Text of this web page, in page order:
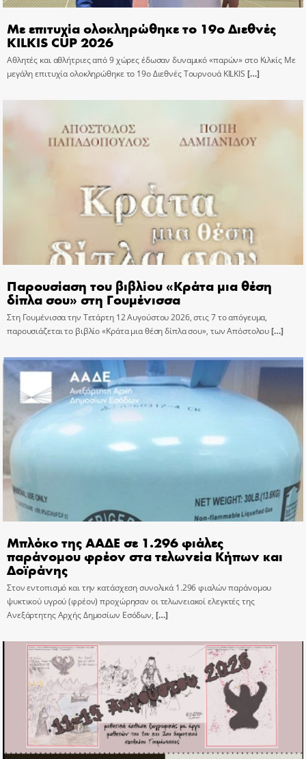
Με επιτυχία ολοκληρώθηκε το 19ο Διεθνές
KILKIS CUP 2026
Αθλητές και αθλήτριες από 9 χώρες έδωσαν δυναμικό «παρών» στο Κιλκίς Με
μεγάλη επιτυχία ολοκληρώθηκε το 19ο Διεθνές Τουρνουά KILKIS […]
Παρουσίαση του βιβλίου «Κράτα μια θέση
δίπλα σου» στη Γουμένισσα
Στη Γουμένισσα την Τετάρτη 12 Αυγούστου 2026, στις 7 το απόγευμα,
παρουσιάζεται το βιβλίο «Κράτα μια θέση δίπλα σου», των Απόστολου[…]
Μπλόκο της ΑΑΔΕ σε 1.296 φιάλες
παράνομου φρέον στα τελωνεία Κήπων και
Δοϊράνης
Στον εντοπισμό και την κατάσχεση συνολικά 1.296 φιαλών παράνομου
ψυκτικού υγρού (φρέον) προχώρησαν οι τελωνειακοί ελεγκτές της
Ανεξάρτητης Αρχής Δημοσίων Εσόδων, […]